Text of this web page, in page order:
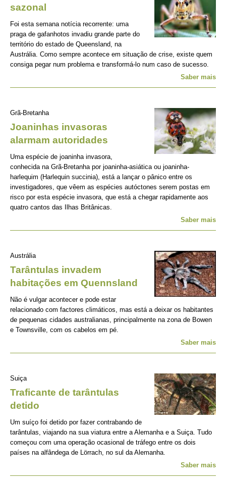
sazonal
Foi esta semana notícia recorrente: uma
praga de gafanhotos invadiu grande parte do
território do estado de Queensland, na
Austrália. Como sempre acontece em situação de crise, existe quem
consiga pegar num problema e transformá-lo num caso de sucesso.
Saber mais
Grã-Bretanha
Joaninhas invasoras
alarmam autoridades
Uma espécie de joaninha invasora,
conhecida na Grã-Bretanha por joaninha-asiática ou joaninha-
harlequim (Harlequin succinia), está a lançar o pânico entre os
investigadores, que vêem as espécies autóctones serem postas em
risco por esta espécie invasora, que está a chegar rapidamente aos
quatro cantos das Ilhas Britânicas.
Saber mais
Austrália
Tarântulas invadem
habitações em Quennsland
Não é vulgar acontecer e pode estar
relacionado com factores climáticos, mas está a deixar os habitantes
de pequenas cidades australianas, principalmente na zona de Bowen
e Townsville, com os cabelos em pé.
Saber mais
Suiça
Traficante de tarântulas
detido
Um suíço foi detido por fazer contrabando de
tarântulas, viajando na sua viatura entre a Alemanha e a Suiça. Tudo
começou com uma operação ocasional de tráfego entre os dois
países na alfândega de Lörrach, no sul da Alemanha.
Saber mais